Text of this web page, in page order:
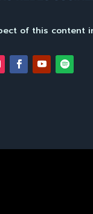
of this content